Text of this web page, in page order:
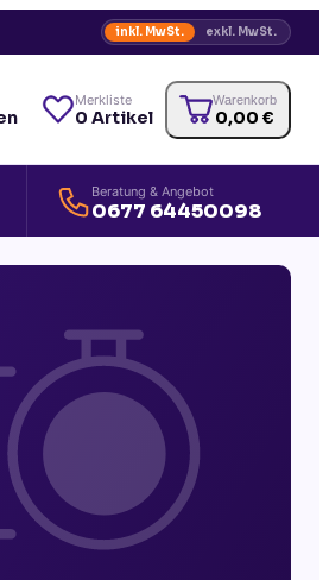
inkl. MwSt. exkl. MwSt.
Merkliste
0 Artikel
Warenkorb
0,00 €
Beratung & Angebot
0677 64450098